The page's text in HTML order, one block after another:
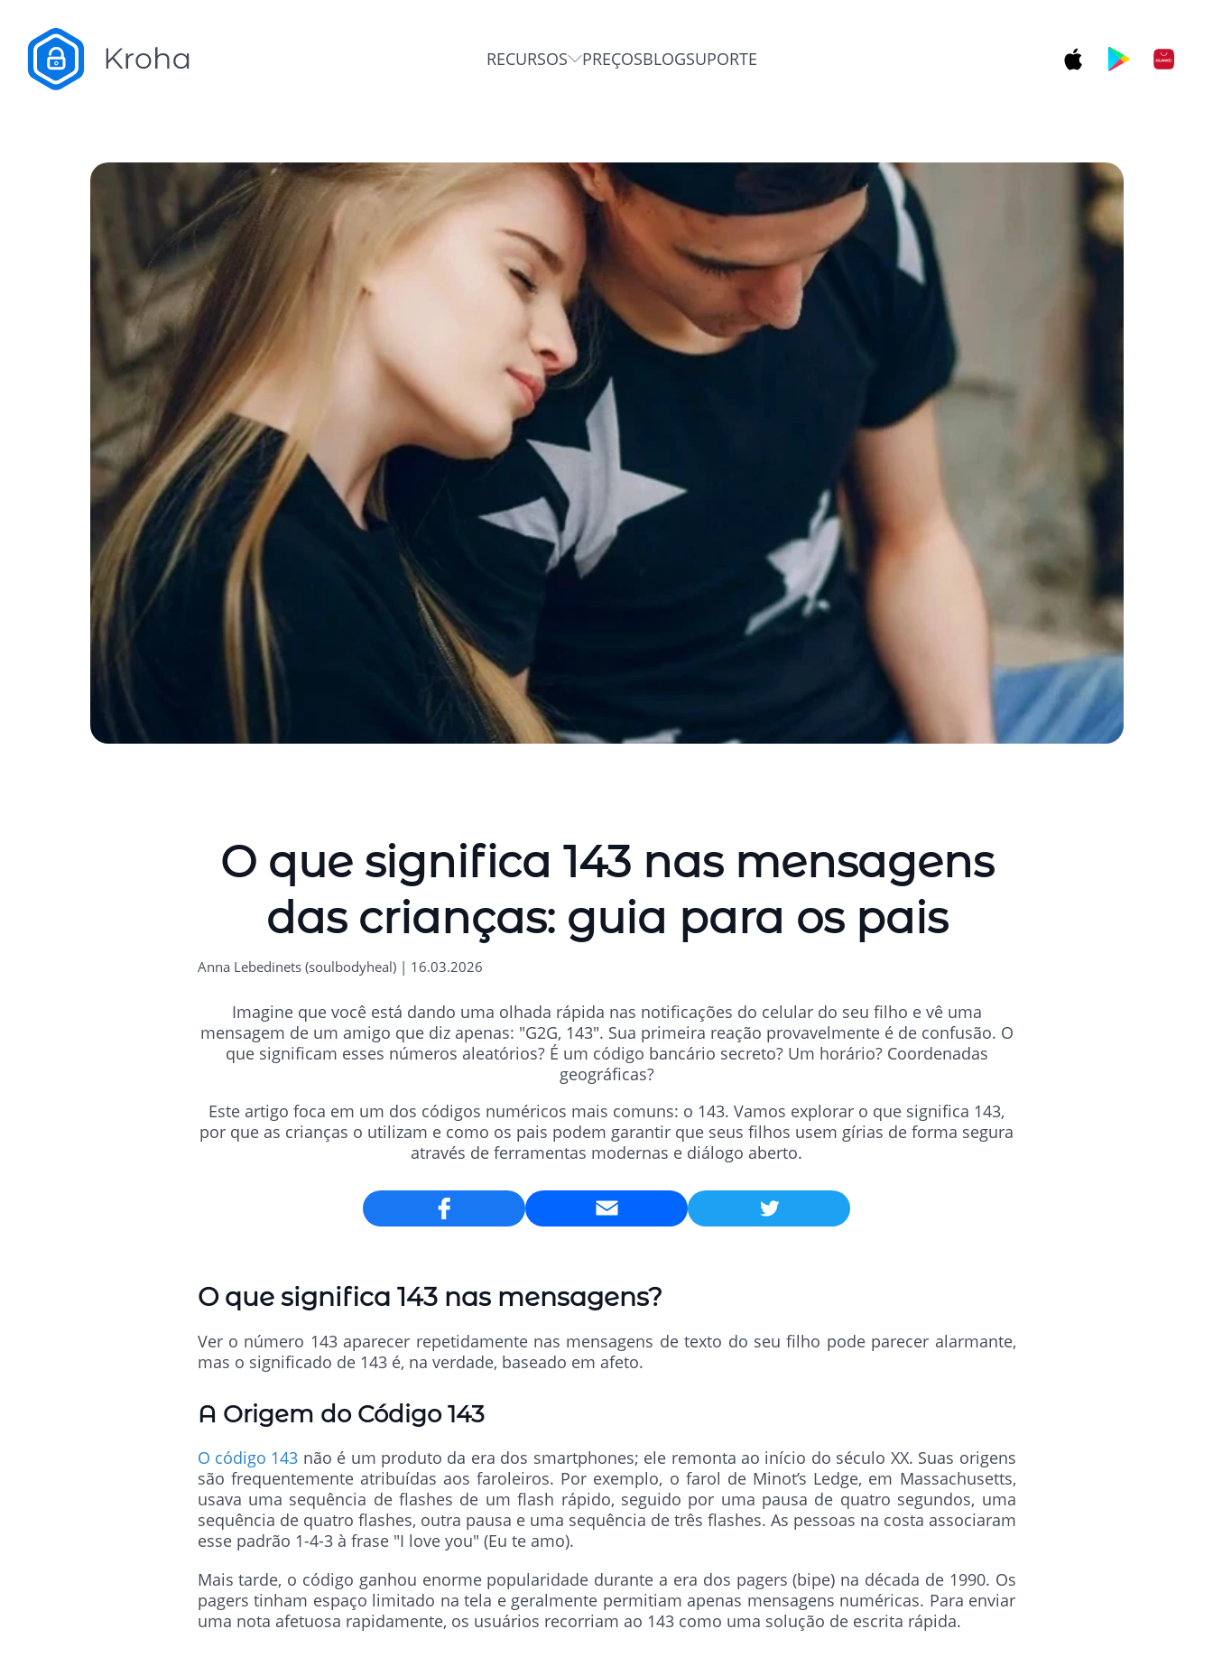
RECURSOS PREÇOSBLOGSUPORTE
O que significa 143 nas mensagens
das crianças: guia para os pais
Anna Lebedinets (soulbodyheal) | 16.03.2026
Imagine que você está dando uma olhada rápida nas notificações do celular do seu filho e vê uma
mensagem de um amigo que diz apenas: "G2G, 143". Sua primeira reação provavelmente é de confusão. O
que significam esses números aleatórios? É um código bancário secreto? Um horário? Coordenadas
geográficas?
Este artigo foca em um dos códigos numéricos mais comuns: o 143. Vamos explorar o que significa 143,
por que as crianças o utilizam e como os pais podem garantir que seus filhos usem gírias de forma segura
através de ferramentas modernas e diálogo aberto.
Email
O que significa 143 nas mensagens?
Ver o número 143 aparecer repetidamente nas mensagens de texto do seu filho pode parecer alarmante,
mas o significado de 143 é, na verdade, baseado em afeto.
A Origem do Código 143
O código 143 não é um produto da era dos smartphones; ele remonta ao início do século XX. Suas origens
são frequentemente atribuídas aos faroleiros. Por exemplo, o farol de Minot’s Ledge, em Massachusetts,
usava uma sequência de flashes de um flash rápido, seguido por uma pausa de quatro segundos, uma
sequência de quatro flashes, outra pausa e uma sequência de três flashes. As pessoas na costa associaram
esse padrão 1-4-3 à frase "I love you" (Eu te amo).
Mais tarde, o código ganhou enorme popularidade durante a era dos pagers (bipe) na década de 1990. Os
pagers tinham espaço limitado na tela e geralmente permitiam apenas mensagens numéricas. Para enviar
uma nota afetuosa rapidamente, os usuários recorriam ao 143 como uma solução de escrita rápida.